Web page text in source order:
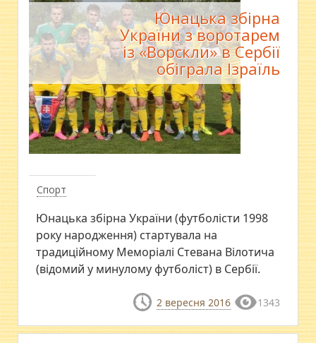
Спорт
Юнацька збірна
України з воротарем
із «Ворскли» в Сербії
обіграла Ізраїль
Юнацька збірна України (футболісти 1998
року народження) стартувала на
традиційному Меморіалі Стевана Вілотича
(відомий у минулому футболіст) в Сербії.
2 вересня 2016 1343